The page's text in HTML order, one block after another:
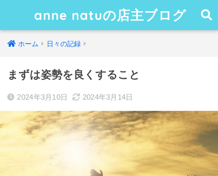
anne natuの店主ブログ
ホーム 日々の記録
まずは姿勢を良くすること
2024年3月10日 2024年3月14日